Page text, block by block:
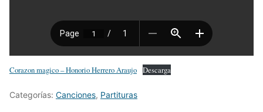
Corazon magico – Honorio Herrero Araujo Descarga
Categorías: Canciones, Partituras